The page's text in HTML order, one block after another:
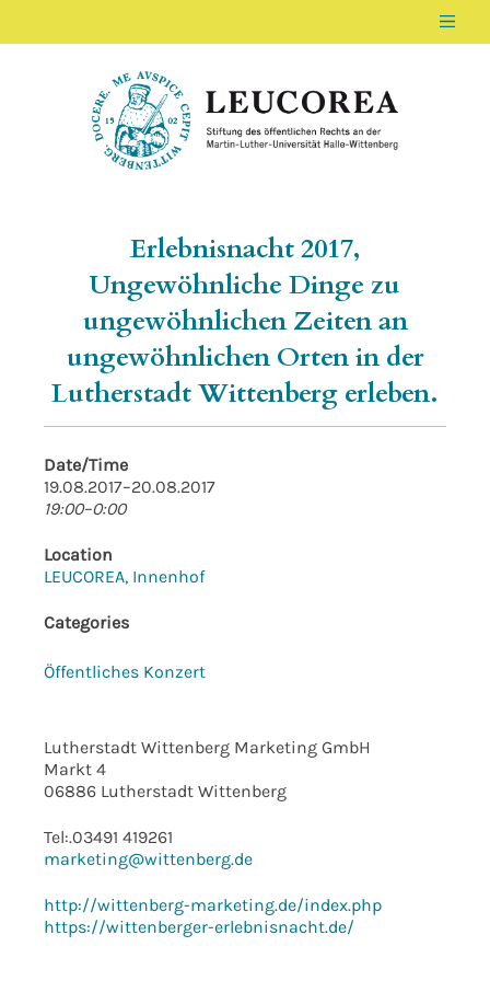
LEUCOREA DE
Stiftung des öffentlichen Rechts an der
Erlebnisnacht 2017,
Ungewöhnliche Dinge zu
ungewöhnlichen Zeiten an
ungewöhnlichen Orten in der
Lutherstadt Wittenberg erleben.
Date/Time
19.08.2017–20.08.2017
19:00–0:00
Location
LEUCOREA, Innenhof
Categories
Öffentliches Konzert
Lutherstadt Wittenberg Marketing GmbH
Markt 4
06886 Lutherstadt Wittenberg
Tel:.03491 419261
marketing@wittenberg.de
http://wittenberg-marketing.de/index.php
https://wittenberger-erlebnisnacht.de/